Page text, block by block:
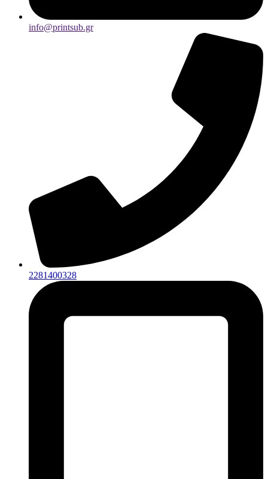
info@printsub.gr
2281400328